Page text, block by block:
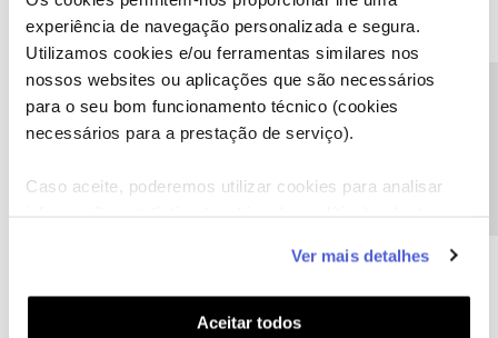
experiência de navegação personalizada e segura.
Utilizamos cookies e/ou ferramentas similares nos
nossos websites ou aplicações que são necessários
para o seu bom funcionamento técnico (cookies
necessários para a prestação de serviço).
Caso aceite, poderemos utilizar cookies para analisar
funcionalidades (cookies de personalização e
funcionalidade) e adaptar anúncios aos seus interesses
(cookies de publicidade personalizada). Pode gerir a
Ver mais detalhes
Aceitar todos
Descubra as novidades de julho
Hall of Fame de julho